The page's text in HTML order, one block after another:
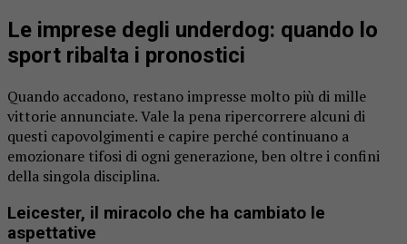
Le imprese degli underdog: quando lo
sport ribalta i pronostici
Quando accadono, restano impresse molto più di mille
vittorie annunciate. Vale la pena ripercorrere alcuni di
questi capovolgimenti e capire perché continuano a
emozionare tifosi di ogni generazione, ben oltre i confini
della singola disciplina.
Leicester, il miracolo che ha cambiato le
aspettative